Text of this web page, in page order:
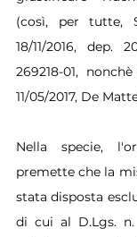
(così, per tutte,
18/11/2016, dep.
269218-01,
11/05/2017, De
Nella specie,
premette che la
stata disposta
di cui al D.Lgs.